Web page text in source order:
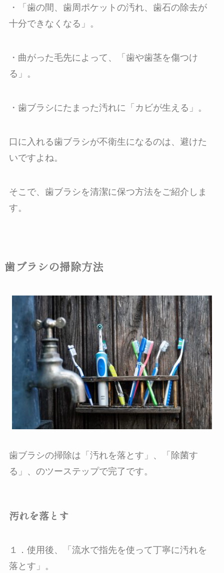
・「歯の間、歯周ポケットの汚れ、歯石の除去が
十分できなくなる」。
・曲がった毛先によって、「歯や歯茎を傷つけ
る」。
・歯ブラシにたまった汚れに「カビが生える」。
口に入れる歯ブラシが不衛生になるのは、避けた
いですよね。
そこで、歯ブラシを清潔に保つ方法をご紹介しま
す。
歯ブラシの掃除方法
歯ブラシの掃除は「汚れを落とす」、「除菌す
る」、のツーステップで完了です。
汚れを落とす
１．使用後、「流水で指先を使って丁寧に汚れを
落とす」。